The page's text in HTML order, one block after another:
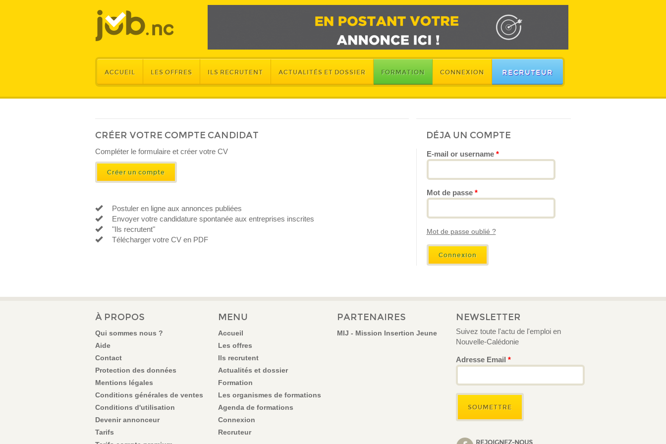
ACCUEIL LES OFFRES ILS RECRUTENT ACTUALITÉS ET DOSSIER FORMATION CONNEXION RECRUTEUR
CRÉER VOTRE COMPTE CANDIDAT
​Compléter le formulaire et créer votre CV
Créer un compte
Postuler en ligne aux annonces publiées
Envoyer votre candidature spontanée aux entreprises inscrites
"Ils recrutent"
Télécharger votre CV en PDF
DÉJA UN COMPTE
E-mail or username *
Mot de passe *
Mot de passe oublié ?
À PROPOS
Qui sommes nous ?
Aide
Contact
Protection des données
Mentions légales
Conditions générales de ventes
Conditions d'utilisation
Devenir annonceur
Tarifs
MENU
Accueil
Les offres
Ils recrutent
Actualités et dossier
Formation
Les organismes de formations
Agenda de formations
Connexion
Recruteur
PARTENAIRES
MIJ - Mission Insertion Jeune
NEWSLETTER
Suivez toute l'actu de l'emploi en
Nouvelle-Calédonie
Adresse Email *
REJOIGNEZ-NOUS